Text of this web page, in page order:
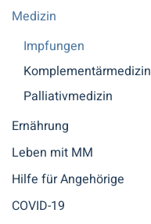
Medizin
Impfungen
Komplementärmedizin
Palliativmedizin
Ernährung
Leben mit MM
Hilfe für Angehörige
COVID-19